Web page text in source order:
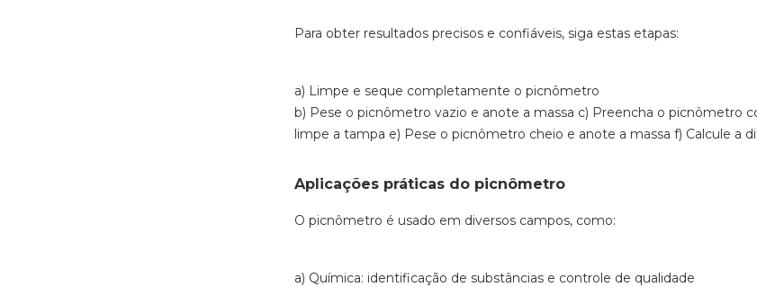
Para obter resultados precisos e confiáveis, siga estas etapas:
a) Limpe e seque completamente o picnômetro
b) Pese o picnômetro vazio e anote a massa c) Preencha o picnômetro
limpe a tampa e) Pese o picnômetro cheio e anote a massa f) Calcule a
Aplicações práticas do picnômetro
O picnômetro é usado em diversos campos, como:
a) Química: identificação de substâncias e controle de qualidade